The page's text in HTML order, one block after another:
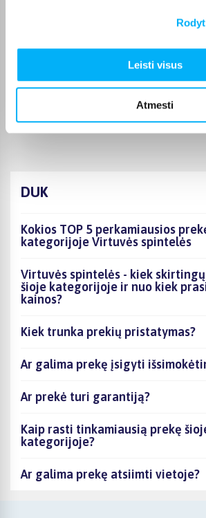
Leisti visus
Atmesti
Laura D.
DUK
Kokios TOP 5 perkamiausios
kategorijoje Virtuvės spintelės
Virtuvės spintelės - kiek
šioje kategorijoje ir nuo kiek
kainos?
Kiek trunka prekių pristatymas?
Ar galima prekę įsigyti
Ar prekė turi garantiją?
Kaip rasti tinkamiausią prekę
kategorijoje?
Ar galima prekę atsiimti vietoje?